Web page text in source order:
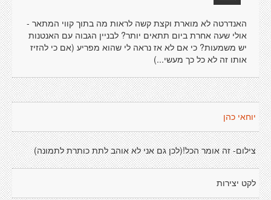
האנדרטה לא מוארת וקצת קשה לראות מה בתוך קווי המתאר -
אולי שעה אחרת ביום תתאים יותר? לבניין הגבוה עם האנטנות
יש משמעות? כי אם לא אז נראה לי שהוא מפריע (אם כי להזיז
אותו זה לא כל כך מעשי...)
יוחאי כהן
צילום- זה אומר הכל!(לכן גם אני לא אוהב לתת כותרת לתמונה)
לקט יצירות